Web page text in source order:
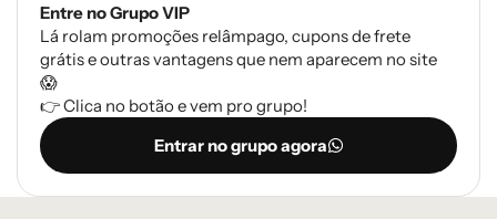
Entre no Grupo VIP
Lá rolam promoções relâmpago, cupons de frete
grátis e outras vantagens que nem aparecem no site
😱
👉 Clica no botão e vem pro grupo!
Entrar no grupo agora